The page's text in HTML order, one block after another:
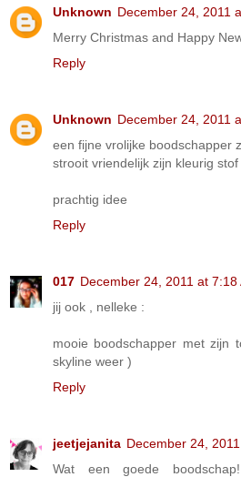
Unknown December 24, 2011
Merry Christmas and Happy
Reply
Unknown December 24, 2011
een fijne vrolijke boodschapper
strooit vriendelijk zijn kleurig stof
prachtig idee
Reply
017 December 24, 2011 at 7:18
jij ook , nelleke :
mooie boodschapper met zijn
skyline weer )
Reply
jeetjejanita December 24,
Wat een goede